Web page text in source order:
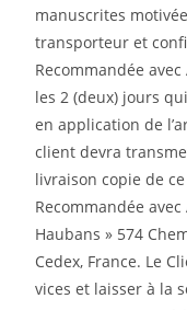
manuscrites
transporteur et
Recommandée
les 2 (deux) jours
en application de
client devra
livraison copie de
Recommandée avec
Haubans » 574
Cedex, France. Le
vices et laisser à la